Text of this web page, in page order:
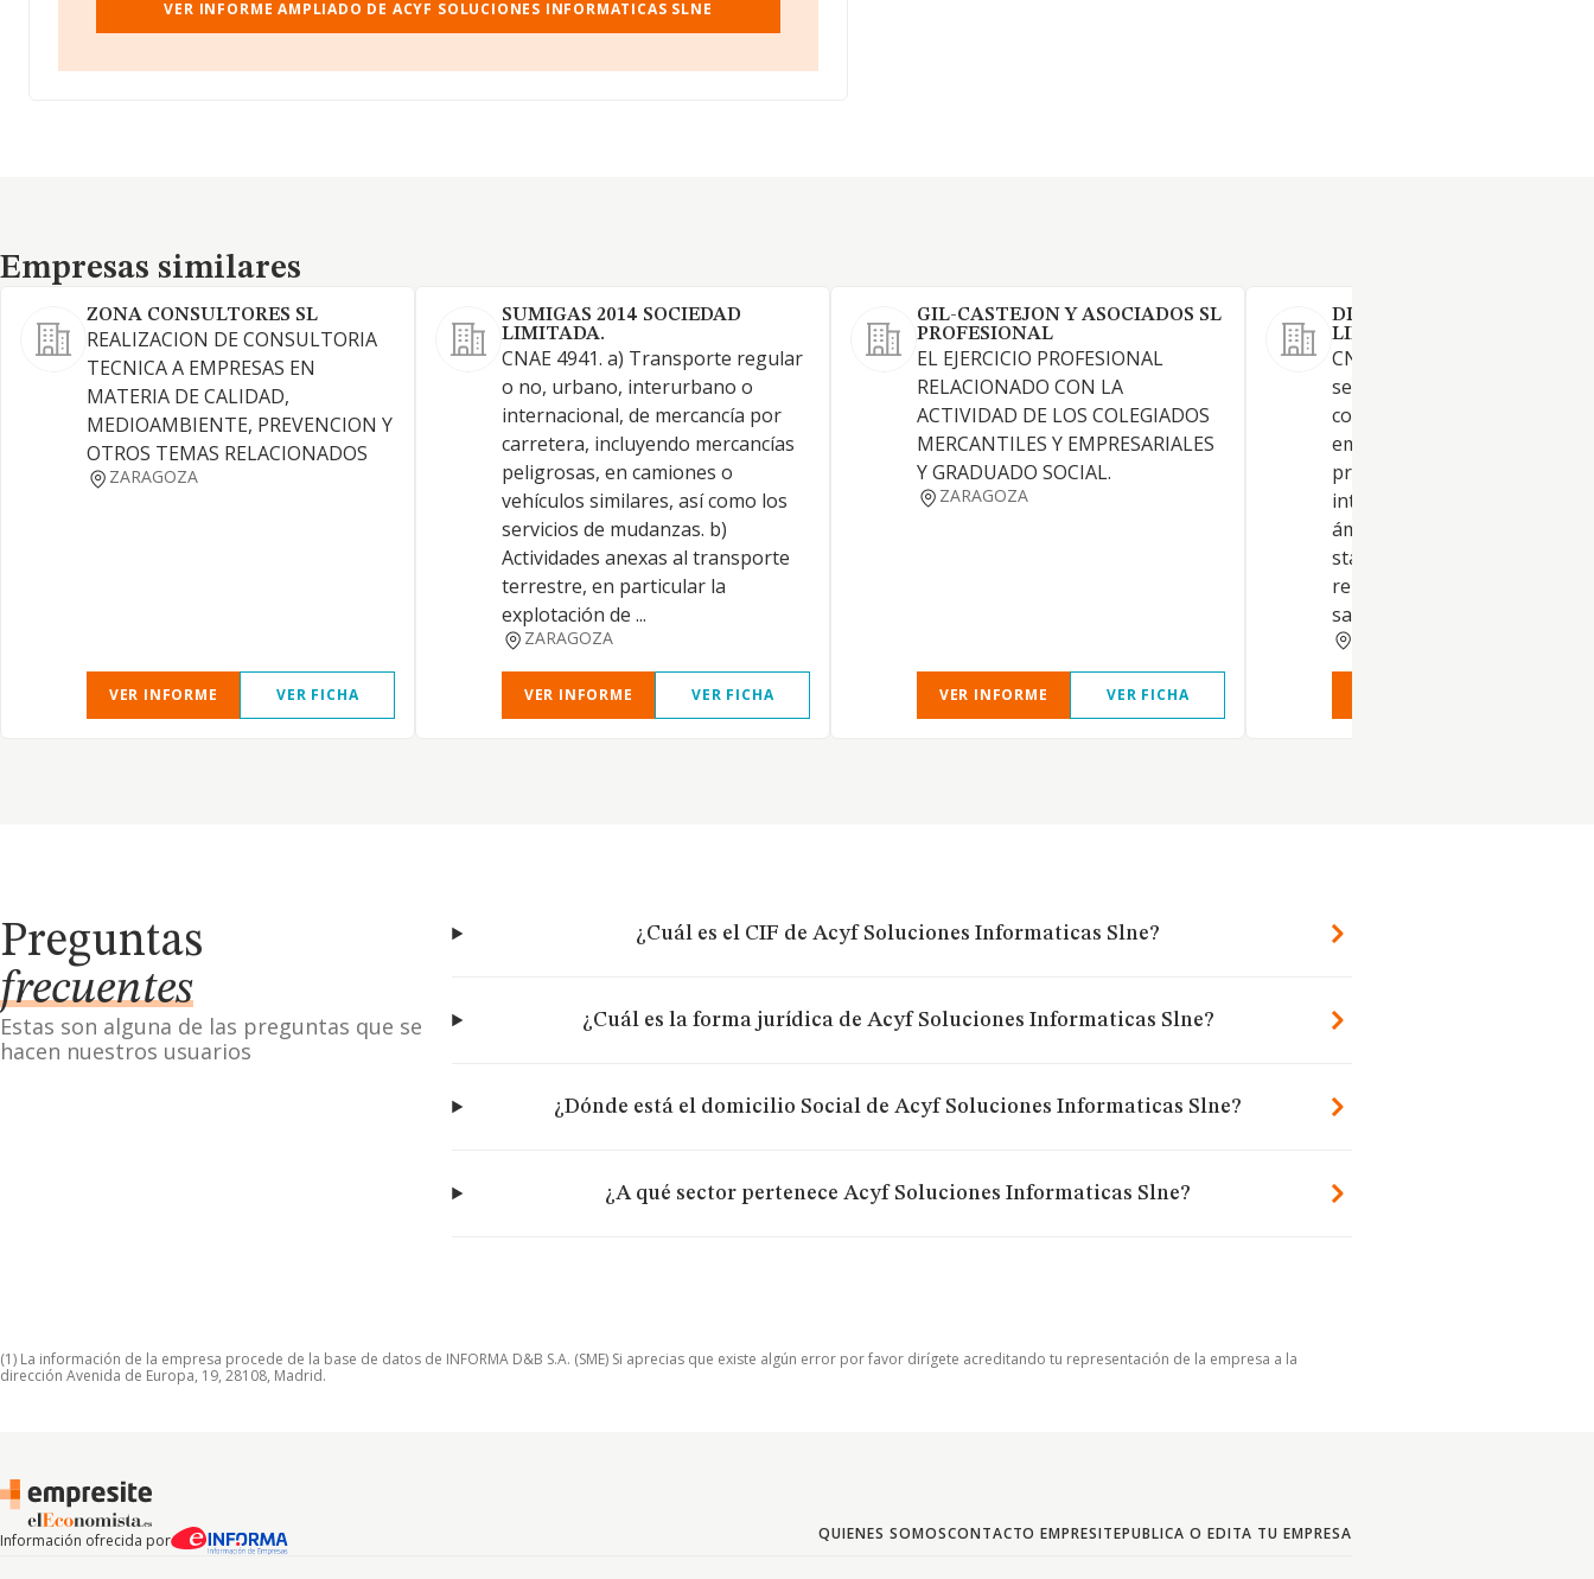
VER INFORME AMPLIADO DE ACYF SOLUCIONES INFORMATICAS SLNE
Empresas similares
Empresas similares
ZONA CONSULTORES SL
REALIZACION DE CONSULTORIA
TECNICA A EMPRESAS EN
MATERIA DE CALIDAD,
MEDIOAMBIENTE, PREVENCION Y
OTROS TEMAS RELACIONADOS
ZARAGOZA
VER INFORME VER FICHA
SUMIGAS 2014 SOCIEDAD
LIMITADA.
CNAE 4941. a) Transporte regular
o no, urbano, interurbano o
internacional, de mercancía por
carretera, incluyendo mercancías
peligrosas, en camiones o
vehículos similares, así como los
servicios de mudanzas. b)
Actividades anexas al transporte
terrestre, en particular la
explotación de ...
ZARAGOZA
VER INFORME VER FICHA
GIL-CASTEJON Y ASOCIADOS SL
PROFESIONAL
EL EJERCICIO PROFESIONAL
RELACIONADO CON LA
ACTIVIDAD DE LOS COLEGIADOS
MERCANTILES Y EMPRESARIALES
Y GRADUADO SOCIAL.
ZARAGOZA
VER INFORME VER FICHA
DIRDENE SALUD SOCIEDAD
LIMITADA.
CNAE 7022. -Prestación de
servicios de dirección,
consultoría especializada
empresas fabricantes,
prestadoras de servicios o
intermediarios comerciales,
ámbito de la salud. -
star-ups u otras empresas
relacionadas con tecnología
sanitaria u otras tecnologías
Preguntas
frecuentes
Estas son alguna de las preguntas que se
hacen nuestros usuarios
¿Cuál es el CIF de Acyf Soluciones Informaticas Slne?
¿Cuál es la forma jurídica de Acyf Soluciones Informaticas Slne?
¿Dónde está el domicilio Social de Acyf Soluciones Informaticas Slne?
¿A qué sector pertenece Acyf Soluciones Informaticas Slne?
(1) La información de la empresa procede de la base de datos de INFORMA D&B S.A. (SME) Si aprecias que existe algún error por favor dirígete acreditando tu representación de la empresa a la
dirección Avenida de Europa, 19, 28108, Madrid.
Información ofrecida por QUIENES SOMOSCONTACTO EMPRESITEPUBLICA O EDITA TU EMPRESA